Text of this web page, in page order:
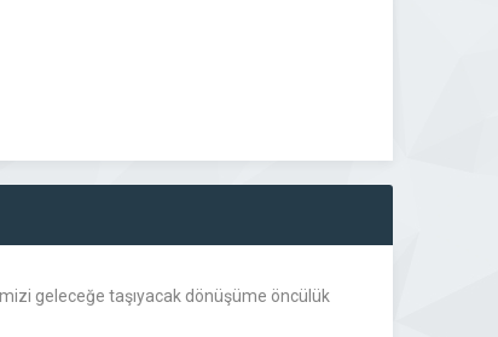
geleceğe taşıyacak dönüşüme öncülük